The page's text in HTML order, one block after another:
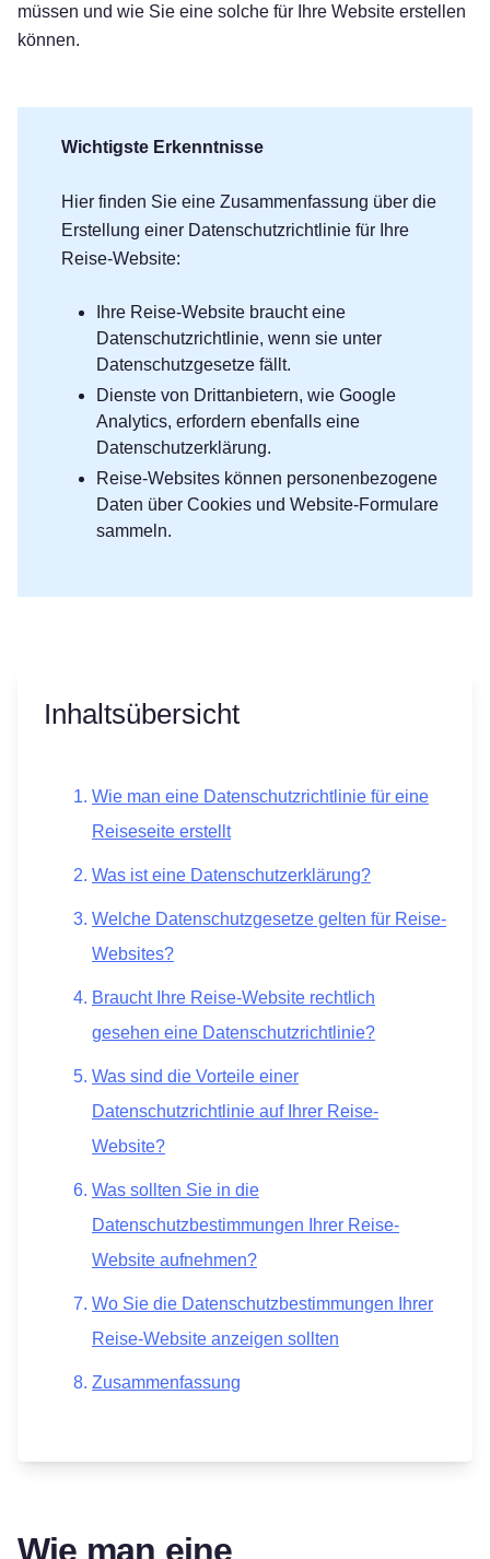
müssen und wie Sie eine solche für Ihre Website erstellen
können.
Wichtigste Erkenntnisse
Hier finden Sie eine Zusammenfassung über die
Erstellung einer Datenschutzrichtlinie für Ihre
Reise-Website:
Ihre Reise-Website braucht eine
Datenschutzrichtlinie, wenn sie unter
Datenschutzgesetze fällt.
Dienste von Drittanbietern, wie Google
Analytics, erfordern ebenfalls eine
Datenschutzerklärung.
Reise-Websites können personenbezogene
Daten über Cookies und Website-Formulare
sammeln.
Inhaltsübersicht
Wie man eine Datenschutzrichtlinie für eine
Reiseseite erstellt
Was ist eine Datenschutzerklärung?
Welche Datenschutzgesetze gelten für Reise-
Websites?
Braucht Ihre Reise-Website rechtlich
gesehen eine Datenschutzrichtlinie?
Was sind die Vorteile einer
Datenschutzrichtlinie auf Ihrer Reise-
Website?
Was sollten Sie in die
Datenschutzbestimmungen Ihrer Reise-
Website aufnehmen?
Wo Sie die Datenschutzbestimmungen Ihrer
Reise-Website anzeigen sollten
Zusammenfassung
Wie man eine